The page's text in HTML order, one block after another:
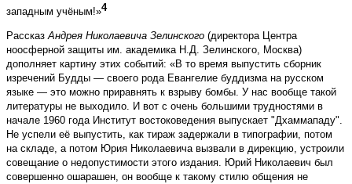
западным учёным!»4
РассказАндрея Николаевича Зелинского (директора Центра
ноосферной защиты им. академика Н.Д. Зелинского, Москва)
дополняет картину этих событий: «В то время выпустить сборник
изречений Будды — своего рода Евангелие буддизма на русском
языке — это можно приравнять к взрыву бомбы. У нас вообще такой
литературы не выходило. И вот с очень большими трудностями в
начале 1960 года Институт востоковедения выпускает "Дхаммападу".
Не успели её выпустить, как тираж задержали в типографии, потом
на складе, а потом Юрия Николаевича вызвали в дирекцию, устроили
совещание о недопустимости этого издания. Юрий Николаевич был
совершенно ошарашен, он вообще к такому стилю общения не